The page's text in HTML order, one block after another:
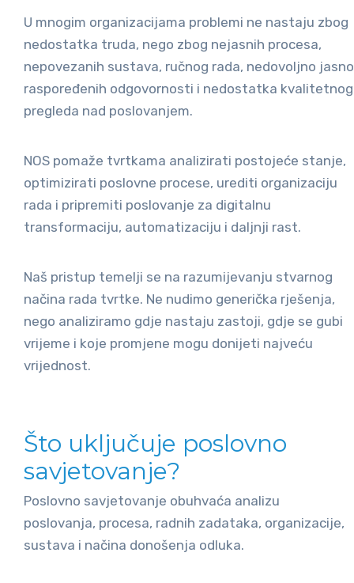
U mnogim organizacijama problemi ne nastaju zbog
nedostatka truda, nego zbog nejasnih procesa,
nepovezanih sustava, ručnog rada, nedovoljno jasno
raspoređenih odgovornosti i nedostatka kvalitetnog
pregleda nad poslovanjem.
NOS pomaže tvrtkama analizirati postojeće stanje,
optimizirati poslovne procese, urediti organizaciju
rada i pripremiti poslovanje za digitalnu
transformaciju, automatizaciju i daljnji rast.
Naš pristup temelji se na razumijevanju stvarnog
načina rada tvrtke. Ne nudimo generička rješenja,
nego analiziramo gdje nastaju zastoji, gdje se gubi
vrijeme i koje promjene mogu donijeti najveću
vrijednost.
Što uključuje poslovno
savjetovanje?
Poslovno savjetovanje obuhvaća analizu
poslovanja, procesa, radnih zadataka, organizacije,
sustava i načina donošenja odluka.